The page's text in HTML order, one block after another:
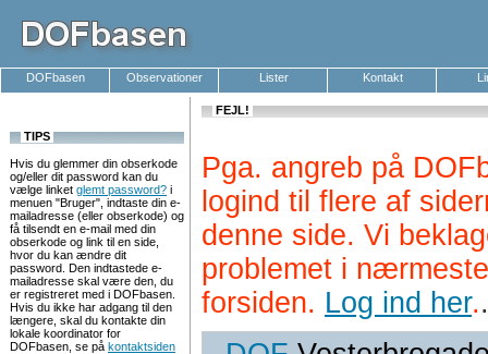
DOFbasen Observationer Lister Kontakt
TIPS
Hvis du glemmer din obserkode
og/eller dit password kan du
vælge linket glemt password? i
menuen "Bruger", indtaste din e-
mailadresse (eller obserkode) og
få tilsendt en e-mail med din
obserkode og link til en side,
hvor du kan ændre dit
password. Den indtastede e-
mailadresse skal være den, du
er registreret med i DOFbasen.
Hvis du ikke har adgang til den
længere, skal du kontakte din
lokale koordinator for
DOFbasen, se på kontaktsiden
FEJL!
Pga. angreb på
logind til flere af
denne side. Vi
problemet i
forsiden. Log ind her..